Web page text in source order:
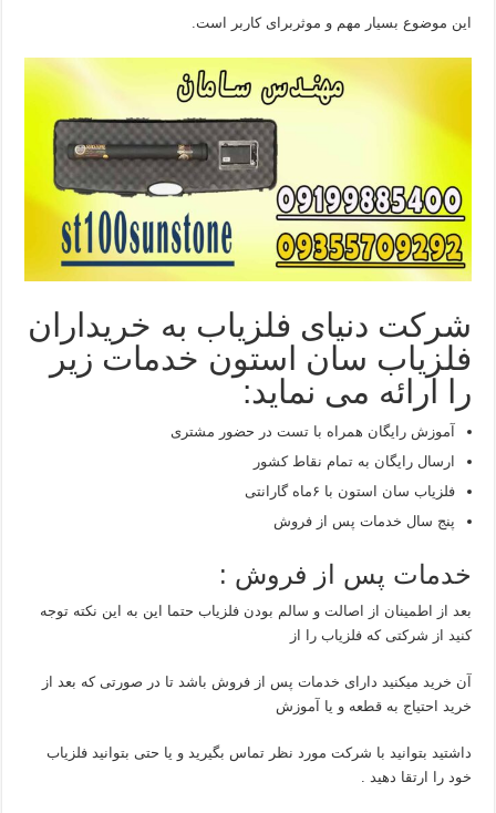
این موضوع بسیار مهم و موثربرای کاربر است.
شرکت دنیای فلزیاب به خریداران
فلزیاب سان استون خدمات زیر
را ارائه می نماید:
آموزش رایگان همراه با تست در حضور مشتری
ارسال رایگان به تمام نقاط کشور
فلزیاب سان استون با ۶ماه گارانتی
پنج سال خدمات پس از فروش
خدمات پس از فروش :
بعد از اطمینان از اصالت و سالم بودن فلزیاب حتما این به این نکته توجه
کنید از شرکتی که فلزیاب را از
آن خرید میکنید دارای خدمات پس از فروش باشد تا در صورتی که بعد از
خرید احتیاج به قطعه و یا آموزش
داشتید بتوانید با شرکت مورد نظر تماس بگیرید و یا حتی بتوانید فلزیاب
خود را ارتقا دهید .